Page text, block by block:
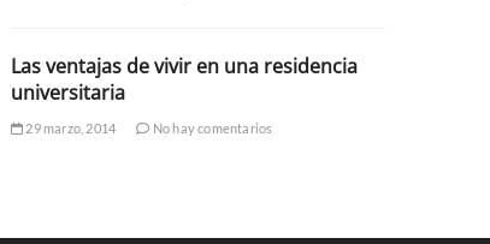
Las ventajas de vivir en una residencia
universitaria
29 marzo, 2014 No hay comentarios